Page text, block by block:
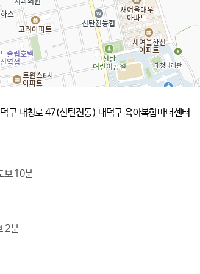
구 대청로 47(신탄진동) 대덕구 육아복합마더센터
보 10분
2분